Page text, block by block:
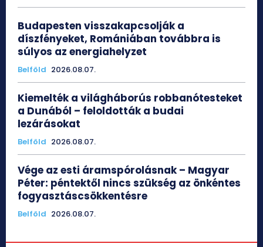
Budapesten visszakapcsolják a
díszfényeket, Romániában továbbra is
súlyos az energiahelyzet
Belföld 2026.08.07.
Kiemelték a világháborús robbanótesteket
a Dunából – feloldották a budai
lezárásokat
Belföld 2026.08.07.
Vége az esti áramspórolásnak – Magyar
Péter: péntektől nincs szükség az önkéntes
fogyasztáscsökkentésre
Belföld 2026.08.07.